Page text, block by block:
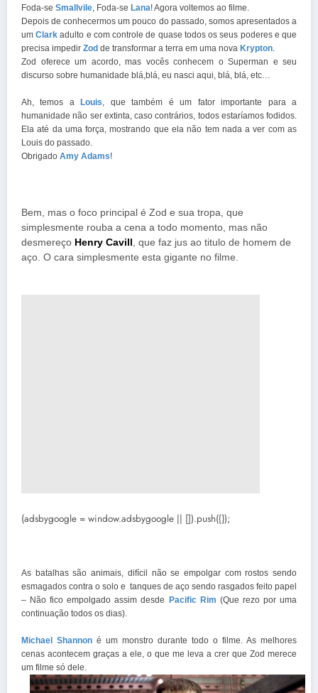
Foda-se Smallvile, Foda-se Lana! Agora voltemos ao filme.
Depois de conhecermos um pouco do passado, somos apresentados a
umClark adulto e com controle de quase todos os seus poderes e que
precisa impedir Zod de transformar a terra em uma nova Krypton.
Zod oferece um acordo, mas vocês conhecem o Superman e seu
discurso sobre humanidade blá,blá, eu nasci aqui, blá, blá, etc…
Ah, temos aLouis, que também é um fator importante para a
humanidade não ser extinta, caso contrários, todos estaríamos fodidos.
Ela até da uma força, mostrando que ela não tem nada a ver com as
Louis do passado.
Obrigado Amy Adams!
Bem, mas o foco principal é Zod e sua tropa, que
simplesmente rouba a cena a todo momento, mas não
desmereço Henry Cavill , que faz jus ao titulo de homem de
aço. O cara simplesmente esta gigante no filme.
(adsbygoogle = window.adsbygoogle || []).push({});
As batalhas são animais, difícil
não se empolgar com rostos sendo
esmagados contra o solo e tanques de aço sendo rasgados feito papel
– Não fico empolgado assim desde
Pacific Rim (Que rezo por uma
continuação todos os dias).
Michael Shannon é um monstro durante todo o filme. As melhores
cenas acontecem graças a ele, o que me leva a crer que Zod merece
um filme só dele.